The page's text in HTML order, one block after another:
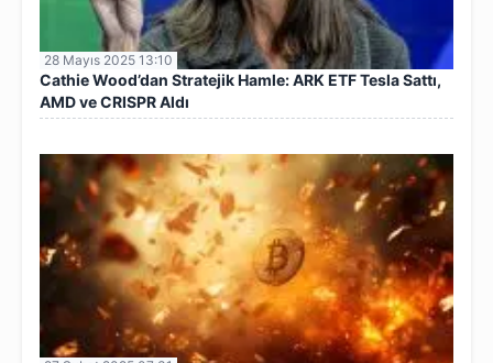
28 Mayıs 2025 13:10
Cathie Wood’dan Stratejik Hamle: ARK ETF Tesla Sattı,
AMD ve CRISPR Aldı